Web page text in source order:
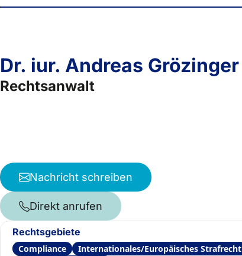
Dr. iur. Andreas Grözinger
Rechtsanwalt
Nachricht schreiben
Direkt anrufen
Rechtsgebiete
Compliance Internationales/Europäisches Strafrecht